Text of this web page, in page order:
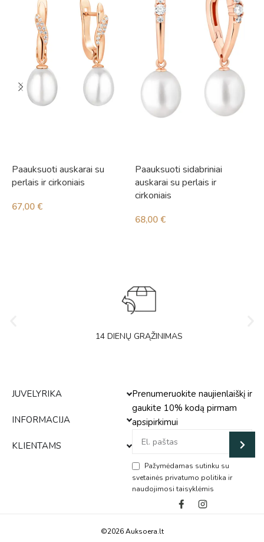
Paauksuoti auskarai su
perlais ir cirkoniais
67,00 €
Paauksuoti sidabriniai
auskarai su perlais ir
cirkoniais
68,00 €
14 DIENŲ GRĄŽINIMAS
JUVELYRIKA
INFORMACIJA
KLIENTAMS
Prenumeruokite naujienlaiškį ir
gaukite 10% kodą pirmam
apsipirkimui
Pažymėdamas sutinku su
svetainės privatumo politika ir
naudojimosi taisyklėmis
Alternative:
©2026 Auksoera.lt